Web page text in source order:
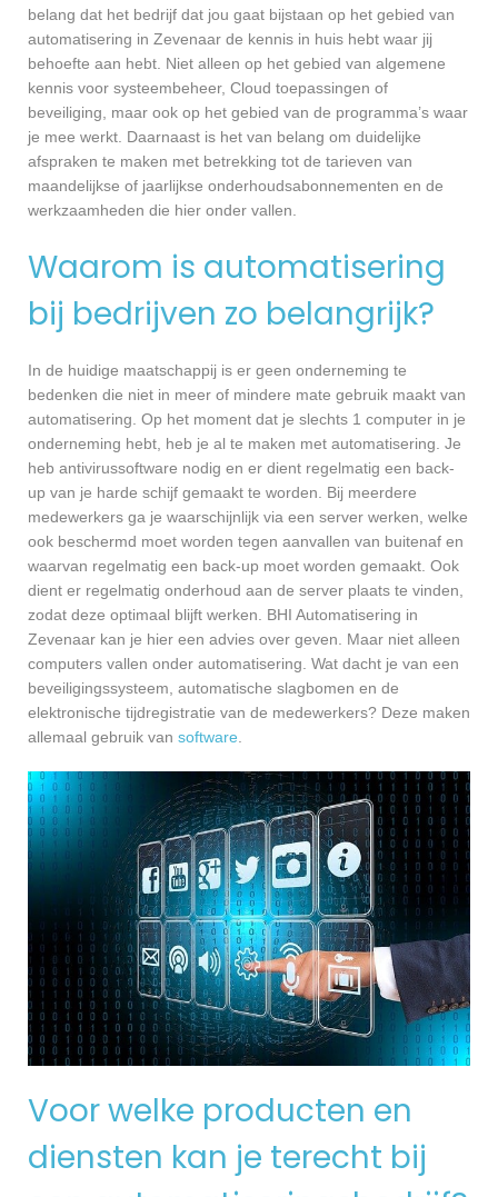
belang dat het bedrijf dat jou gaat bijstaan op het gebied van
automatisering in Zevenaar de kennis in huis hebt waar jij
behoefte aan hebt. Niet alleen op het gebied van algemene
kennis voor systeembeheer, Cloud toepassingen of
beveiliging, maar ook op het gebied van de programma’s waar
je mee werkt. Daarnaast is het van belang om duidelijke
afspraken te maken met betrekking tot de tarieven van
maandelijkse of jaarlijkse onderhoudsabonnementen en de
werkzaamheden die hier onder vallen.
Waarom is automatisering
bij bedrijven zo belangrijk?
In de huidige maatschappij is er geen onderneming te
bedenken die niet in meer of mindere mate gebruik maakt van
automatisering. Op het moment dat je slechts 1 computer in je
onderneming hebt, heb je al te maken met automatisering. Je
heb antivirussoftware nodig en er dient regelmatig een back-
up van je harde schijf gemaakt te worden. Bij meerdere
medewerkers ga je waarschijnlijk via een server werken, welke
ook beschermd moet worden tegen aanvallen van buitenaf en
waarvan regelmatig een back-up moet worden gemaakt. Ook
dient er regelmatig onderhoud aan de server plaats te vinden,
zodat deze optimaal blijft werken. BHI Automatisering in
Zevenaar kan je hier een advies over geven. Maar niet alleen
computers vallen onder automatisering. Wat dacht je van een
beveiligingssysteem, automatische slagbomen en de
elektronische tijdregistratie van de medewerkers? Deze maken
allemaal gebruik van software.
Voor welke producten en
diensten kan je terecht bij